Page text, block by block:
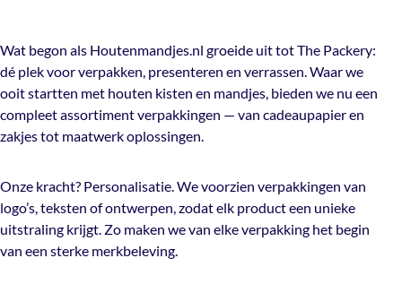
Wat begon als Houtenmandjes.nl groeide uit tot The Packery:
dé plek voor verpakken, presenteren en verrassen. Waar we
ooit startten met houten kisten en mandjes, bieden we nu een
compleet assortiment verpakkingen — van cadeaupapier en
zakjes tot maatwerk oplossingen.
Onze kracht? Personalisatie. We voorzien verpakkingen van
logo’s, teksten of ontwerpen, zodat elk product een unieke
uitstraling krijgt. Zo maken we van elke verpakking het begin
van een sterke merkbeleving.